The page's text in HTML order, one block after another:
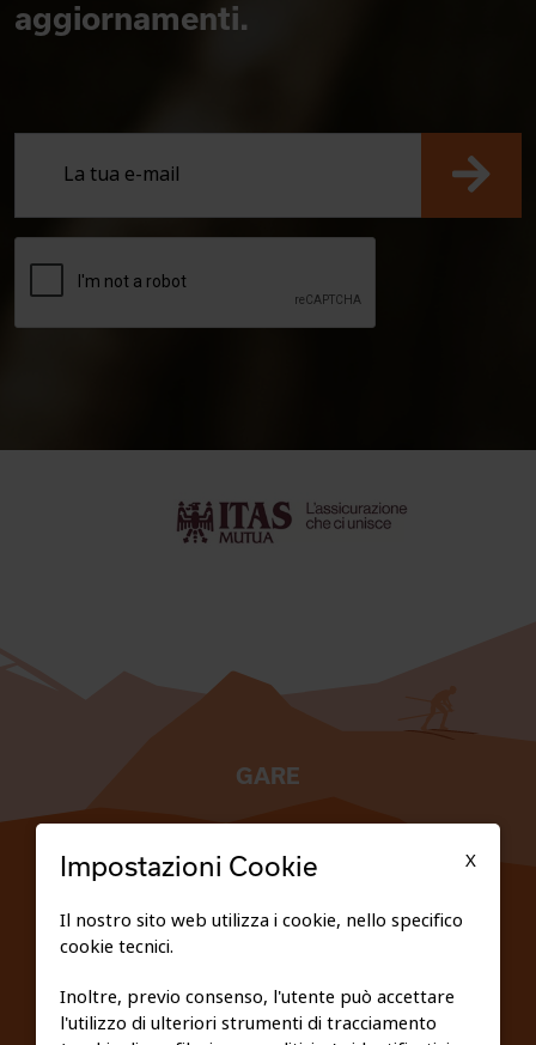
aggiornamenti.
GARE
PRIVACY E COOKIE POLICY
X
Impostazioni Cookie
Il nostro sito web utilizza i cookie, nello specifico
cookie tecnici.
Inoltre, previo consenso, l'utente può accettare
l'utilizzo di ulteriori strumenti di tracciamento